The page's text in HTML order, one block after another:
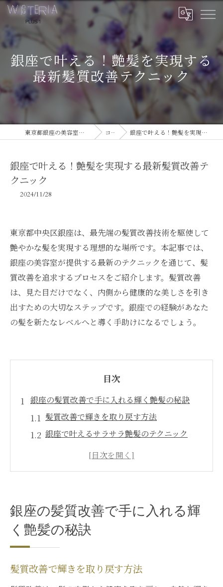
銀座で叶える！艶髪を実現する
最新髪質改善テクニック
東京都銀座の美容室ならWISTERIA PLUS 1 コラム 銀座で叶える！艶髪を実現する最新髪質改善テクニック
銀座で叶える！艶髪を実現する最新髪質改善テ
クニック
2024/11/28
東京都中央区銀座は、最先端の髪質改善技術を駆使して
艶やかな髪を実現する理想的な場所です。本記事では、
銀座の美容室が提供する最新のテクニックを通じて、髪
質改善を追求するプロセスをご紹介します。髪質改善
は、見た目だけでなく、内側から健康的な美しさを引き
出すための大切なステップです。銀座での経験があなた
の髪を新たなレベルへと導く手助けになるでしょう。
目次
銀座の髪質改善で手に入れる輝く艶髪の秘訣
髪質改善で輝きを取り戻す方法
銀座で叶えるサラサラ艶髪のテクニック
最新の髪質改善で美しい艶髪を実現
銀座の美容室で変わる髪の質感
最新技術で実現する髪質改善の新たなステージ
革新的な髪質改善技術の紹介
髪質改善の新技術で髪の未来を拓く
銀座の髪質改善で手に入れる輝
く艶髪の秘訣
髪質改善で輝きを取り戻す方法